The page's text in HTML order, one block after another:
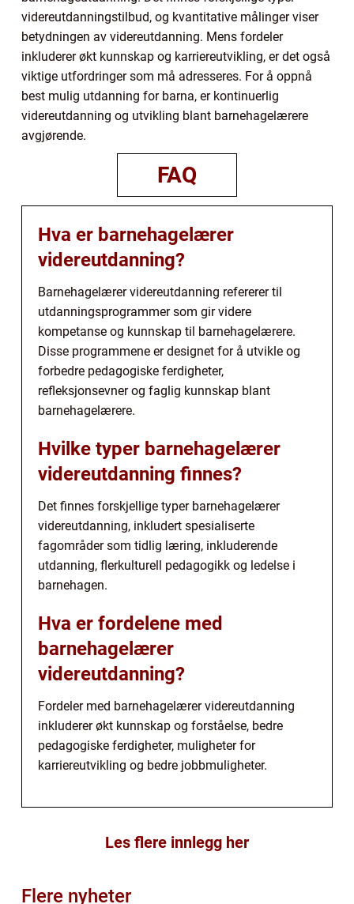
videreutdanningstilbud, og kvantitative målinger viser
betydningen av videreutdanning. Mens fordeler
inkluderer økt kunnskap og karriereutvikling, er det også
viktige utfordringer som må adresseres. For å oppnå
best mulig utdanning for barna, er kontinuerlig
videreutdanning og utvikling blant barnehagelærere
avgjørende.
FAQ
Hva er barnehagelærer
videreutdanning?
Barnehagelærer videreutdanning refererer til
utdanningsprogrammer som gir videre
kompetanse og kunnskap til barnehagelærere.
Disse programmene er designet for å utvikle og
forbedre pedagogiske ferdigheter,
refleksjonsevner og faglig kunnskap blant
barnehagelærere.
Hvilke typer barnehagelærer
videreutdanning finnes?
Det finnes forskjellige typer barnehagelærer
videreutdanning, inkludert spesialiserte
fagområder som tidlig læring, inkluderende
utdanning, flerkulturell pedagogikk og ledelse i
barnehagen.
Hva er fordelene med
barnehagelærer
videreutdanning?
Fordeler med barnehagelærer videreutdanning
inkluderer økt kunnskap og forståelse, bedre
pedagogiske ferdigheter, muligheter for
karriereutvikling og bedre jobbmuligheter.
Les flere innlegg her
Flere nyheter